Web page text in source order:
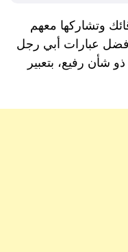
وتشاركها معهم
أفضل عبارات أبي رجل
شأن رفيع، بتعبير